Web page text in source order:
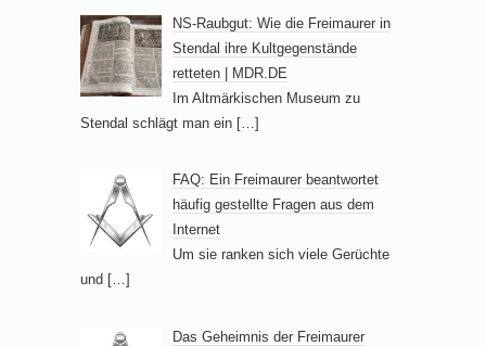
o
n
NS-Raubgut: Wie die Freimaurer in
Stendal ihre Kultgegenstände
retteten | MDR.DE
Im Altmärkischen Museum zu
Stendal schlägt man ein […]
FAQ: Ein Freimaurer beantwortet
häufig gestellte Fragen aus dem
Internet
Um sie ranken sich viele Gerüchte
und […]
Das Geheimnis der Freimaurer